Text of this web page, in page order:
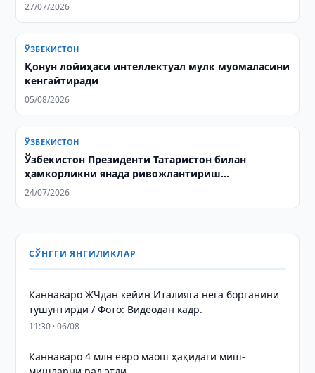
27/07/2026
ЎЗБЕКИСТОН
Қонун лойиҳаси интеллектуал мулк муомаласини
кенгайтиради
05/08/2026
ЎЗБЕКИСТОН
Ўзбекистон Президенти Татаристон билан
ҳамкорликни янада ривожлантириш
муҳимлигини таъкидлади
24/07/2026
СЎНГГИ ЯНГИЛИКЛАР
Каннаваро ЖЧдан кейин Италияга нега борганини
тушунтирди / Фото: Видеодан кадр.
11:30 · 06/08
Каннаваро 4 млн евро маош ҳақидаги миш-